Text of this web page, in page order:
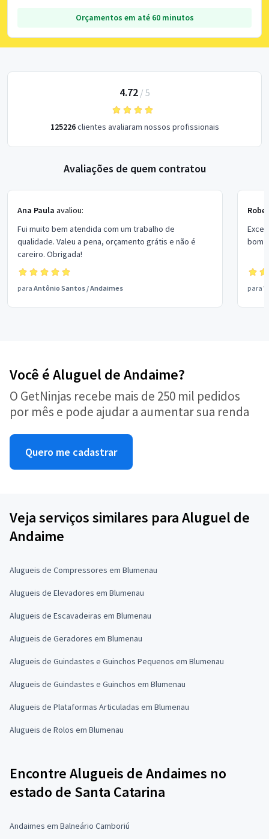
Orçamentos em até 60 minutos
4.72/ 5
125226clientes avaliaram nossos profissionais
Avaliações de quem contratou
Ana Paula avaliou:
Fui muito bem atendida com um trabalho de
qualidade. Valeu a pena, orçamento grátis e não é
careiro. Obrigada!
para Antônio Santos /Andaimes
bom
para
Você é Aluguel de Andaime?
O GetNinjas recebe mais de 250 mil pedidos
por mês e pode ajudar a aumentar sua renda
Quero me cadastrar
Veja serviços similares para Aluguel de
Andaime
Alugueis de Compressores em Blumenau
Alugueis de Elevadores em Blumenau
Alugueis de Escavadeiras em Blumenau
Alugueis de Geradores em Blumenau
Alugueis de Guindastes e Guinchos Pequenos em Blumenau
Alugueis de Guindastes e Guinchos em Blumenau
Alugueis de Plataformas Articuladas em Blumenau
Alugueis de Rolos em Blumenau
Encontre Alugueis de Andaimes no
estado de Santa Catarina
Andaimes em Balneário Camboriú